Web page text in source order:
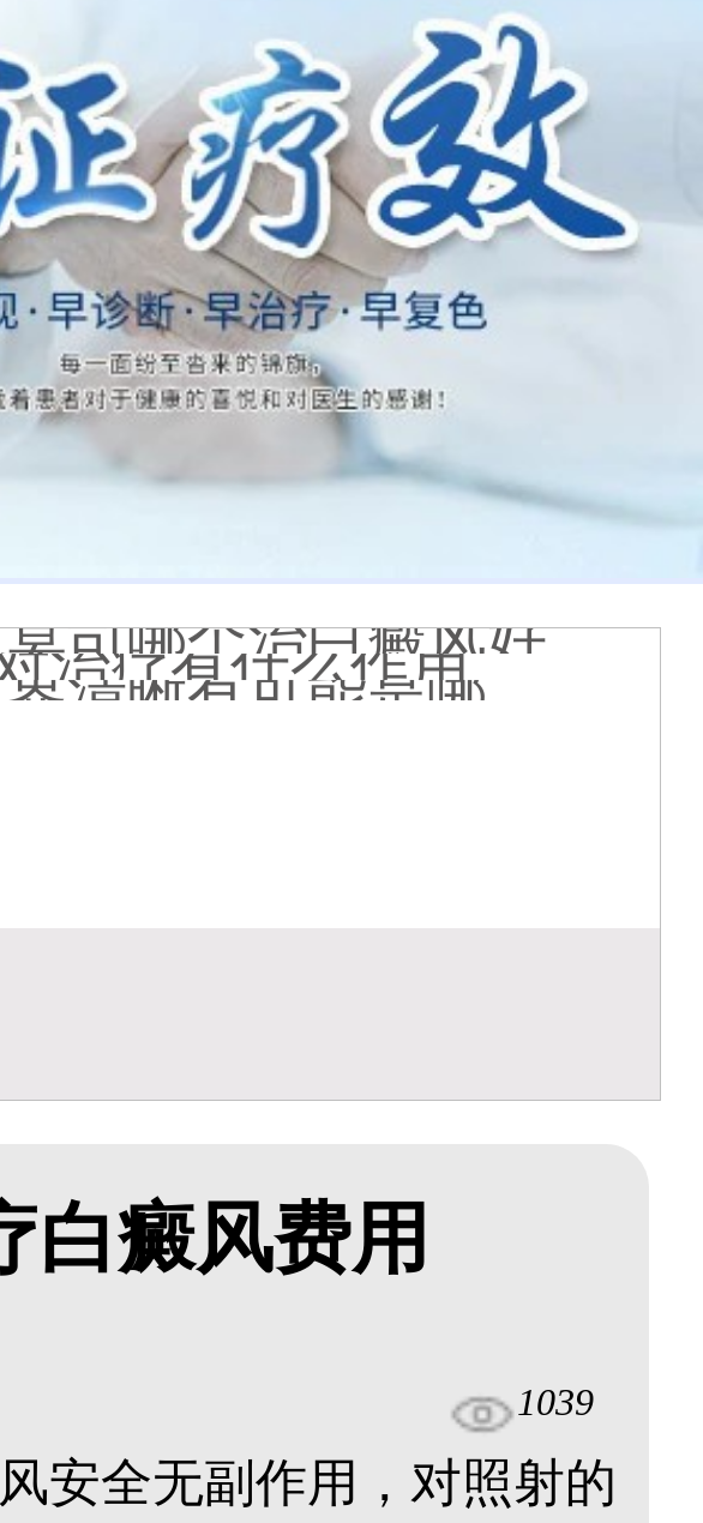
是什么原因
司哪个治白癜风好
治疗有什么作用
有可能是哪种皮肤病
药膏会有副作用吗
色荧光代表什么意思
什么情况
白癜风费用
1039
安全无副作用，对照射的